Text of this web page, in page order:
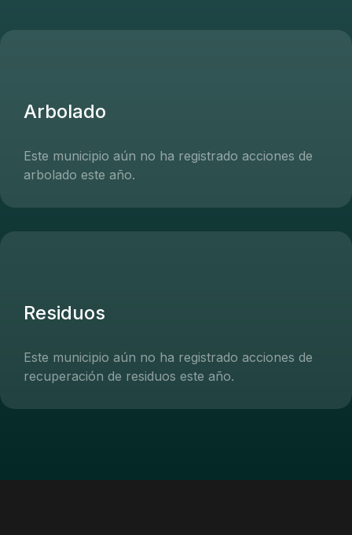
Arbolado
Este municipio aún no ha registrado acciones de
arbolado este año.
Residuos
Este municipio aún no ha registrado acciones de
recuperación de residuos este año.